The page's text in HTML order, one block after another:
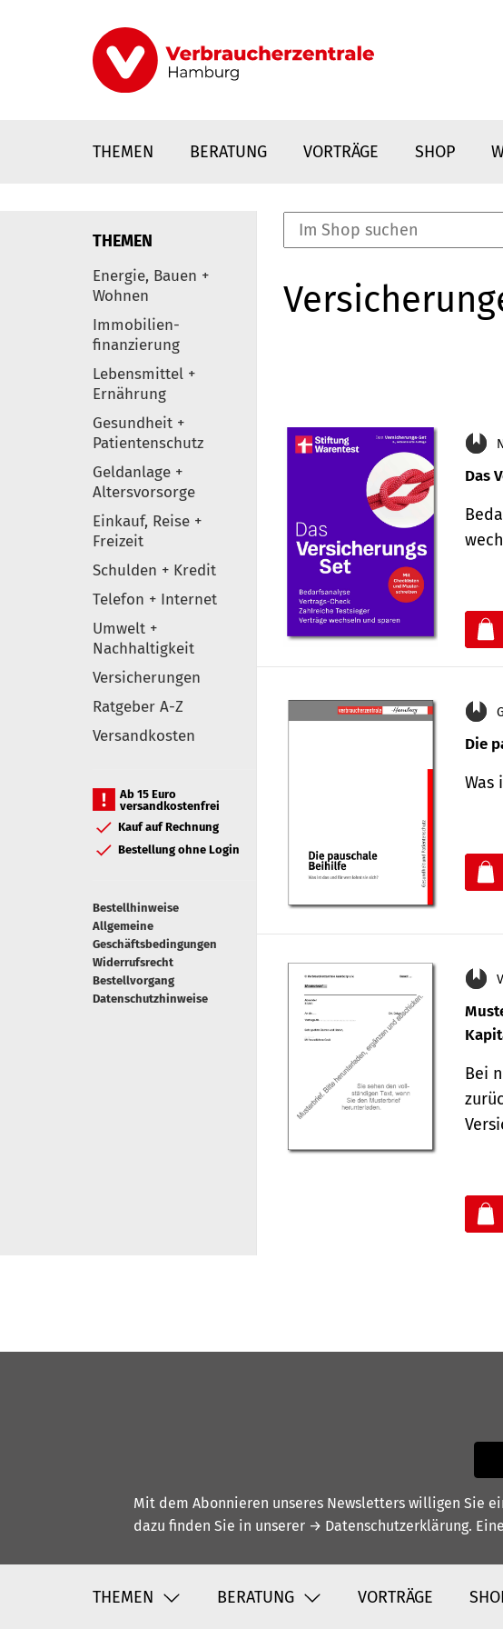
THEMEN BERATUNG VORTRÄGE SHOP
Elemente
THEMEN
Energie, Bauen +
Wohnen
Immobilien-
finanzierung
Lebensmittel +
Ernährung
Gesundheit +
Patientenschutz
Geldanlage +
Altersvorsorge
Einkauf, Reise +
Freizeit
Schulden + Kredit
Telefon + Internet
Umwelt +
Nachhaltigkeit
Versicherungen
Ratgeber A-Z
Versandkosten
Ab 15 Euro
versandkostenfrei
Kauf auf Rechnung
Bestellung ohne Login
Bestellhinweise
Allgemeine
Geschäftsbedingungen
Widerrufsrecht
Bestellvorgang
Datenschutzhinweise
Das
Die
Was
Bei
Mit dem Abonnieren unseres Newsletters willigen Sie
dazu finden Sie in unserer → Datenschutzerklärung.
THEMEN BERATUNG VORTRÄGE